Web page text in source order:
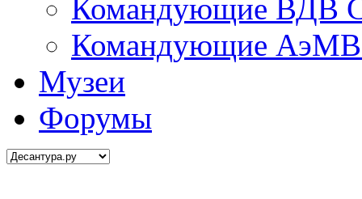
Командующие ВДВ
Командующие АэМВ
Музеи
Форумы